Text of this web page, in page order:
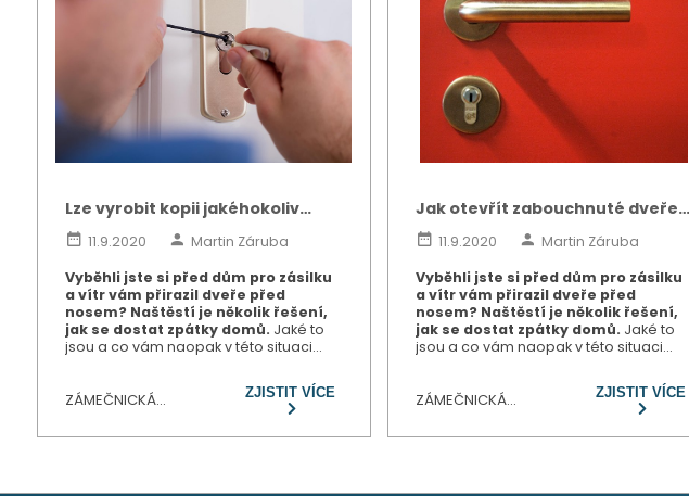
Lze vyrobit kopii jakéhokoliv
klíče? I bezpečnostního?
11.9.2020
Martin Záruba
Vyběhli jste si před dům pro zásilku
a vítr vám přirazil dveře před
nosem? Naštěstí je několik řešení,
jak se dostat zpátky domů. Jaké to
jsou a co vám naopak v této situaci
ZÁMEČNICKÁ ZJISTIT VÍCE
Jak otevřít zabouchnuté dveře
11.9.2020
Martin Záruba
Vyběhli jste si před dům pro zásilku
a vítr vám přirazil dveře před
nosem? Naštěstí je několik řešení,
jak se dostat zpátky domů. Jaké to
jsou a co vám naopak v této situaci
ZÁMEČNICKÁ ZJISTIT VÍCE